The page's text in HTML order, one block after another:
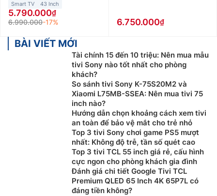
Smart TV 43 Inch
5.790.000
6.990.000-17% 6.750.000
BÀI VIẾT MỚI
Tài chính 15 đến 10 triệu: Nên mua mẫu
tivi Sony nào tốt nhất cho phòng
khách?
So sánh tivi Sony K-75S20M2 và
Xiaomi L75MB-SSEA: Nên mua tivi 75
inch nào?
Hướng dẫn chọn khoảng cách xem tivi
an toàn để bảo vệ mắt cho trẻ nhỏ
Top 3 tivi Sony chơi game PS5 mượt
nhất: Không độ trễ, tần số quét cao
Top 3 tivi TCL 55 inch giá rẻ, cấu hình
cực ngon cho phòng khách gia đình
Đánh giá chi tiết Google Tivi TCL
Premium QLED 65 Inch 4K 65P7L có
đáng tiền không?